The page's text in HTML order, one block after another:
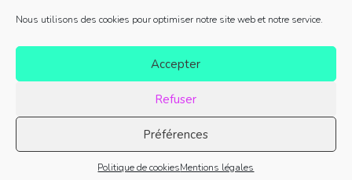
Nous utilisons des cookies pour optimiser notre site web et notre service.
Accepter
Refuser
Préférences
Politique de cookiesMentions légales
Contact
© SINE QUA NON 2021 |Mentions légales|Réalisation :
Meliatis